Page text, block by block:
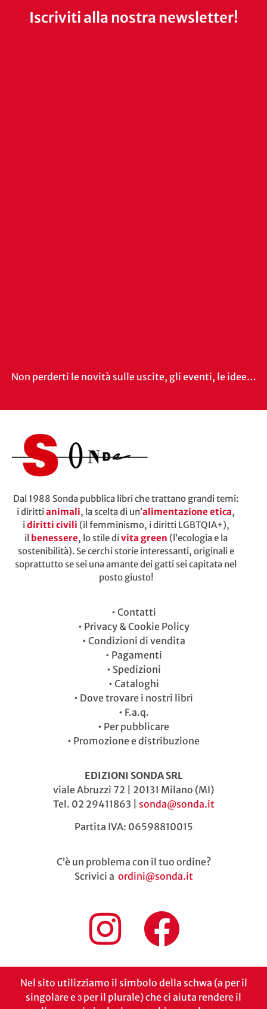
Iscriviti alla nostra newsletter!
Non perderti le novità sulle uscite, gli eventi, le idee…
Dal 1988 Sonda pubblica libri che trattano grandi temi:
i dirittianimali, la scelta di un’alimentazione etica,
idiritti civili (il femminismo, i diritti LGBTQIA+),
il benessere, lo stile divita green (l’ecologia e la
sostenibilità). Se cerchi storie interessanti, originali e
soprattutto se sei unə amante dei gatti sei capitatə nel
posto giusto!
• Contatti
• Privacy & Cookie Policy
• Condizioni di vendita
• Pagamenti
• Spedizioni
• Cataloghi
• Dove trovare i nostri libri
• F.a.q.
• Per pubblicare
• Promozione e distribuzione
EDIZIONI SONDA SRL
viale Abruzzi 72 | 20131 Milano (MI)
Tel. 02 29411863 | sonda@sonda.it
Partita IVA: 06598810015
C’è un problema con il tuo ordine?
Scrivici a ordini@sonda.it
Nel sito utilizziamo il simbolo della schwa (ə per il
singolare e ɜ per il plurale) che ci aiuta rendere il